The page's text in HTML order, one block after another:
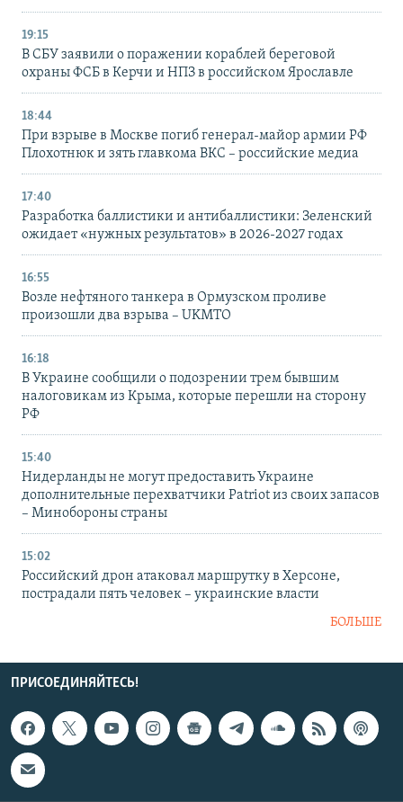
19:15
В СБУ заявили о поражении кораблей береговой
охраны ФСБ в Керчи и НПЗ в российском Ярославле
18:44
При взрыве в Москве погиб генерал-майор армии РФ
Плохотнюк и зять главкома ВКС – российские медиа
17:40
Разработка баллистики и антибаллистики: Зеленский
ожидает «нужных результатов» в 2026-2027 годах
16:55
Возле нефтяного танкера в Ормузском проливе
произошли два взрыва – UKMTO
16:18
В Украине сообщили о подозрении трем бывшим
налоговикам из Крыма, которые перешли на сторону
РФ
15:40
Нидерланды не могут предоставить Украине
дополнительные перехватчики Patriot из своих запасов
– Минобороны страны
15:02
Российский дрон атаковал маршрутку в Херсоне,
пострадали пять человек – украинские власти
БОЛЬШЕ
ПРИСОЕДИНЯЙТЕСЬ!